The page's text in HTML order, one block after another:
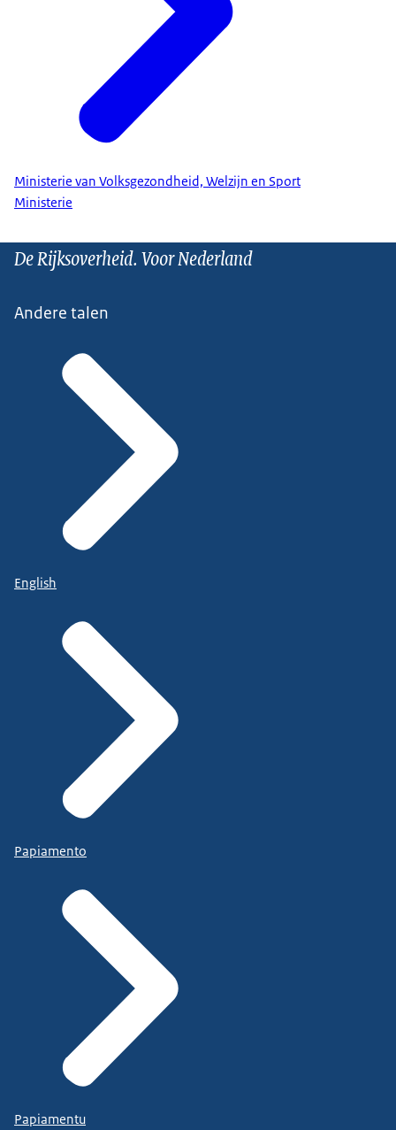
Ministerie van Volksgezondheid, Welzijn en Sport
Ministerie
De Rijksoverheid. Voor Nederland
Andere talen
English
Papiamento
Papiamentu